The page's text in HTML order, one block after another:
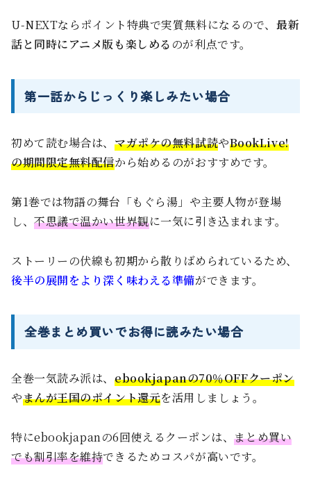
U-NEXTならポイント特典で実質無料になるので、 最新
話と同時にアニメ版も楽しめる のが利点です。
第一話からじっくり楽しみたい場合
初めて読む場合は、マガポケの無料試読やBookLive!
の期間限定無料配信から始めるのがおすすめです。
第1巻では物語の舞台「もぐら湯」や主要人物が登場
し、不思議で温かい世界観に一気に引き込まれます。
ストーリーの伏線も初期から散りばめられているため、
後半の展開をより深く味わえる準備ができます。
全巻まとめ買いでお得に読みたい場合
全巻一気読み派は、ebookjapanの70％OFFクーポン
やまんが王国のポイント還元を活用しましょう。
特にebookjapanの6回使えるクーポンは、まとめ買い
でも割引率を維持できるためコスパが高いです。